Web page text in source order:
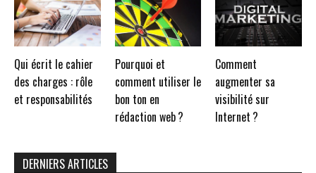
Qui écrit le cahier
des charges : rôle
et responsabilités
Pourquoi et
comment utiliser le
bon ton en
rédaction web ?
Comment
augmenter sa
visibilité sur
Internet ?
DERNIERS ARTICLES